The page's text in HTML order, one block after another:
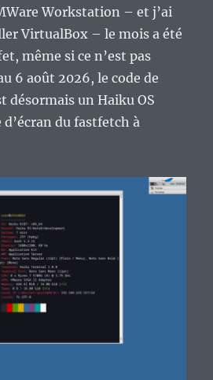
Workstation – et j’ai
VirtualBox – le mois a été
même si ce n’est pas
6 août 2026, le code de
désormais un Haiku OS
du fastfetch à